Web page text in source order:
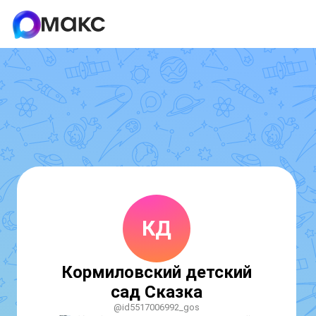
КД
Кормиловский детский
сад Сказка
@id5517006992_gos